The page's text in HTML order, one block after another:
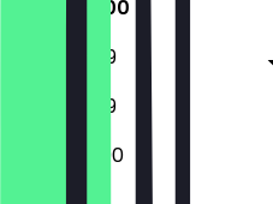
11:30 - 23:00
11:30 - 23:59
11:30 - 23:59
12:00 - 23:00